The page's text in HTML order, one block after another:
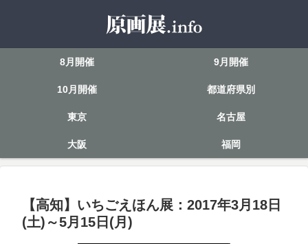
8月開催 9月開催
10月開催 都道府県別
東京 名古屋
大阪 福岡
【高知】いちごえほん展：2017年3月18日
(土)～5月15日(月)